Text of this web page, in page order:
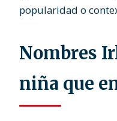
popularidad o
Nombres
niña que